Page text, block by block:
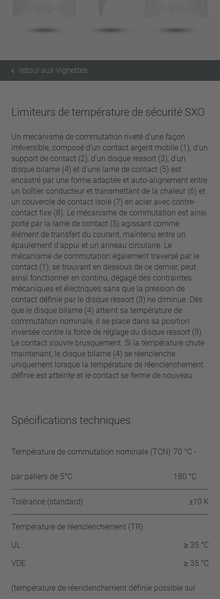
retour aux vignettes
Limiteurs de température de sécurité SXO
Un mécanisme de commutation riveté d’une façon
irréversible, composé d’un contact argent mobile (1), d’un
support de contact (2), d’un disque ressort (3), d’un
disque bilame (4) et d’une lame de contact (5) est
encastré par une forme adaptée et auto-alignement entre
un boîtier conducteur et transmettant de la chaleur (6) et
un couvercle de contact isolé (7) en acier avec contre-
contact fixe (8). Le mécanisme de commutation est ainsi
porté par la lame de contact (5) agissant comme
élément de transfert du courant, maintenu entre un
épaulement d’appui et un anneau circulaire. Le
mécanisme de commutation également traversé par le
contact (1), se trouvant en dessous de ce dernier, peut
ainsi fonctionner en continu, dégagé des contraintes
mécaniques et électriques sans que la pression de
contact définie par le disque ressort (3) ne diminue. Dès
que le disque bilame (4) atteint sa température de
commutation nominale, il se place dans sa position
inversée contre la force de réglage du disque ressort (3).
Le contact s’ouvre brusquement. Si la température chute
maintenant, le disque bilame (4) se réenclenche
uniquement lorsque la température de réenclenchement
définie est atteinte et le contact se ferme de nouveau.
Spécifications techniques
Température de commutation nominale (TCN)
par paliers de 5°C
70 °C -
180 °C
Tolérance (standard) ±10 K
Température de réenclenchement (TR)
UL
≥ 35 °C
VDE
≥ 35 °C
(température de réenclenchement définie possible sur